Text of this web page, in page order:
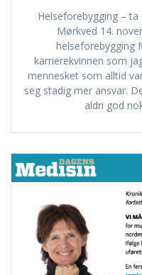
Helseforebygging –
Mørkved 14.
helseforebygging
karrierekvinnen som
mennesket som alltid
seg stadig mer ansvar.
aldri god